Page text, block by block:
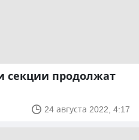
секции продолжат
24 августа 2022, 4:17